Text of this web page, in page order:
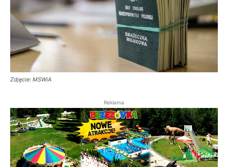
Zdjęcie: MSWiA
Reklama